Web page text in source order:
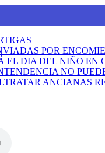
POR
EL DIA DEL NIÑO EN
NO
ANCIANAS